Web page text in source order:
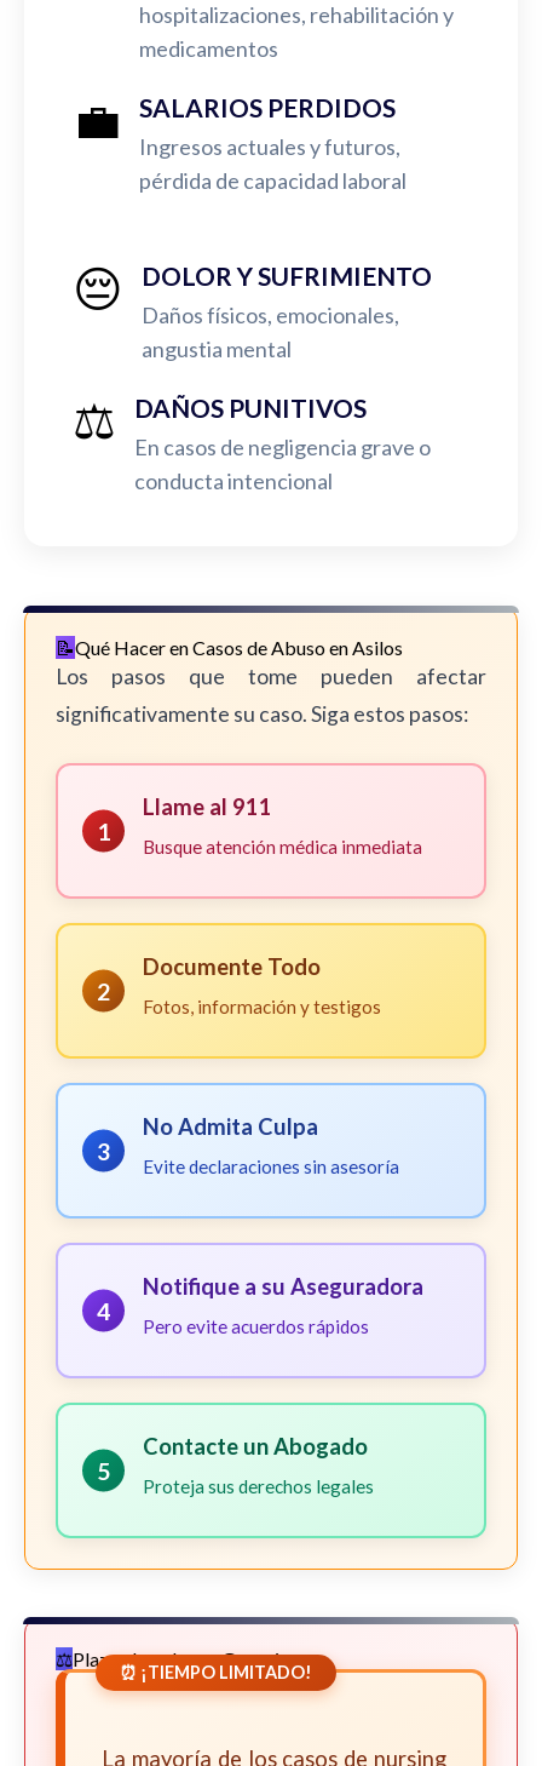
hospitalizaciones, rehabilitación y
medicamentos
💼 SALARIOS PERDIDOS
Ingresos actuales y futuros,
pérdida de capacidad laboral
😔 DOLOR Y SUFRIMIENTO
Daños físicos, emocionales,
angustia mental
⚖️ DAÑOS PUNITIVOS
En casos de negligencia grave o
conducta intencional
Qué Hacer en Casos de Abuso en Asilos
Los pasos que tome pueden afectar
significativamente su caso. Siga estos pasos:
1
Llame al 911
Busque atención médica inmediata
2
Documente Todo
Fotos, información y testigos
3
No Admita Culpa
Evite declaraciones sin asesoría
4
Notifique a su Aseguradora
Pero evite acuerdos rápidos
5
Contacte un Abogado
Proteja sus derechos legales
Plazos Legales en Georgia
⏰ ¡TIEMPO LIMITADO!
La mayoría de los casos de nursing